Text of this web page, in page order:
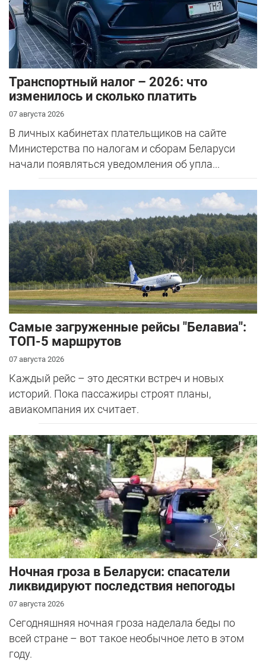
Транспортный налог – 2026: что
изменилось и сколько платить
07 августа 2026
В личных кабинетах плательщиков на сайте
Министерства по налогам и сборам Беларуси
начали появляться уведомления об упла...
Самые загруженные рейсы "Белавиа":
ТОП-5 маршрутов
07 августа 2026
Каждый рейс – это десятки встреч и новых
историй. Пока пассажиры строят планы,
авиакомпания их считает.
Ночная гроза в Беларуси: спасатели
ликвидируют последствия непогоды
07 августа 2026
Сегодняшняя ночная гроза наделала беды по
всей стране – вот такое необычное лето в этом
году.